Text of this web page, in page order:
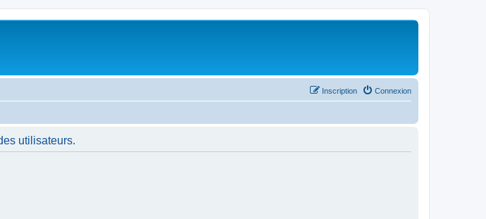
Connexion
Inscription
utilisateurs.